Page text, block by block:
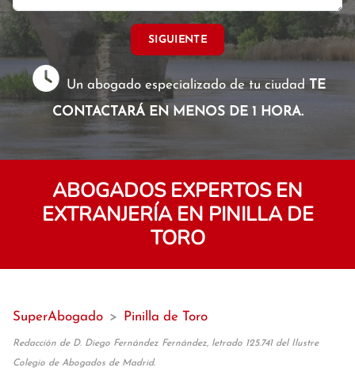
SIGUIENTE
Un abogado especializado de tu ciudadTE
CONTACTARÁ EN MENOS DE 1 HORA.
ABOGADOS EXPERTOS EN
EXTRANJERÍA EN PINILLA DE
TORO
SuperAbogado > Pinilla de Toro
Redacción de D. Diego Fernández Fernández, letrado 125.741 del Ilustre
Colegio de Abogados de Madrid.